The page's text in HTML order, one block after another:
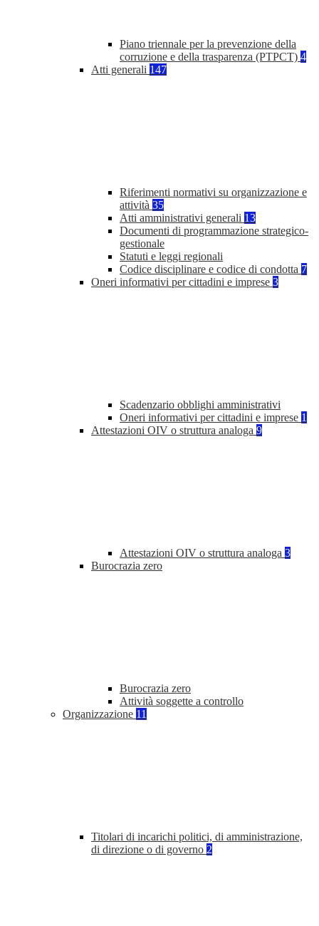
Piano triennale per la prevenzione della
corruzione e della trasparenza (PTPCT) 4
Atti generali 147
Riferimenti normativi su organizzazione e
attività 35
Atti amministrativi generali 13
Documenti di programmazione strategico-
gestionale
Statuti e leggi regionali
Codice disciplinare e codice di condotta 7
Oneri informativi per cittadini e imprese 3
Scadenzario obblighi amministrativi
Oneri informativi per cittadini e imprese 1
Attestazioni OIV o struttura analoga 9
Attestazioni OIV o struttura analoga 3
Burocrazia zero
Burocrazia zero
Attività soggette a controllo
Organizzazione 11
Titolari di incarichi politici, di amministrazione,
di direzione o di governo 2